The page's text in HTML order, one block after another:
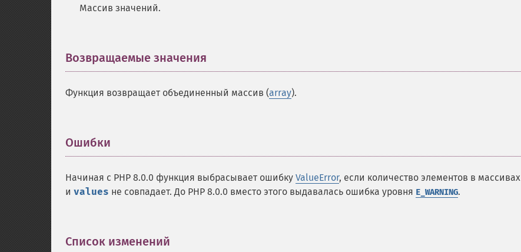
Массив значений.
Возвращаемые значения
Функция возвращает объединенный массив (array).
Ошибки
Начиная с PHP 8.0.0 функция выбрасывает ошибку ValueError, если количество элементов в массивах
и values не совпадает. До PHP 8.0.0 вместо этого выдавалась ошибка уровня E_WARNING.
Список изменений